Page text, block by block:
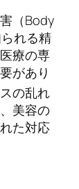
（Body
れる精
療の専
があり
の乱れ
美容の
た対応